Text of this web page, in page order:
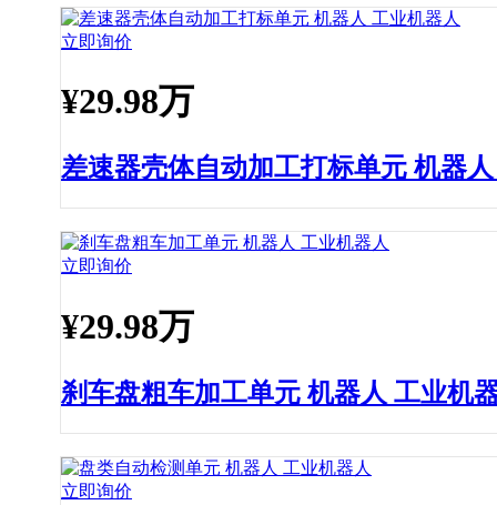
立即询价
¥29.98万
差速器壳体自动加工打标单元 机器
立即询价
¥29.98万
刹车盘粗车加工单元 机器人 工业机
立即询价